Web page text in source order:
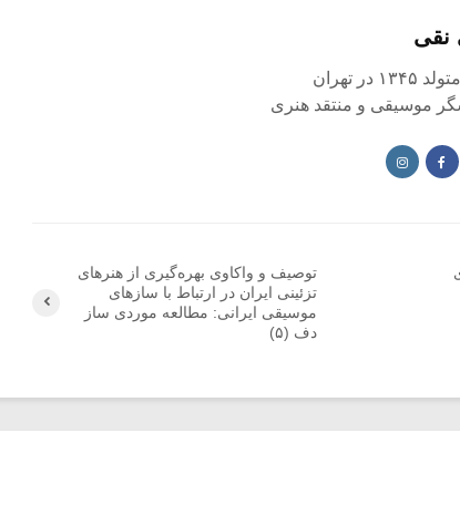
نقی
تهران
موسیقی و منتقد هنری
توصیف و واکاوی بهره‌گیری از هنرهای
تزئینی ایران در ارتباط با سازهای
موسیقی ایرانی: مطالعه موردی ساز
دف (۵)